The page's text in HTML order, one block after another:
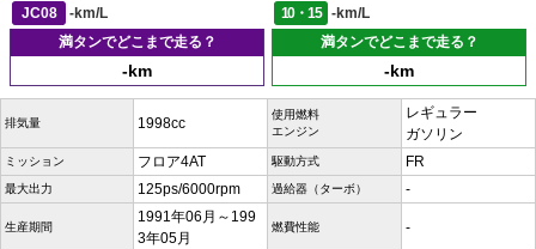
JC08
-km/L 10・15
-km/L
満タンでどこまで走る？
-km
満タンでどこまで走る？
-km
排気量 1998cc
使用燃料
エンジン
レギュラー
ガソリン
ミッション フロア4AT 駆動方式 FR
最大出力 125ps/6000rpm 過給器（ターボ） -
生産期間
1991年06月～199
3年05月
燃費性能 -